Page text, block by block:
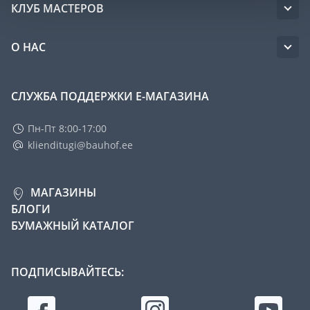
КЛУБ МАСТЕРОВ
О НАС
СЛУЖБА ПОДДЕРЖКИ Е-МАГАЗИНА
Пн-Пт 8:00-17:00
klienditugi@bauhof.ee
МАГАЗИНЫ
БЛОГИ
БУМАЖНЫЙ КАТАЛОГ
ПОДПИСЫВАЙТЕСЬ: